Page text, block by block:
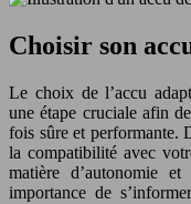
Choisir son
Le choix de l’accu
une étape cruciale afin
fois sûre et performante.
la compatibilité avec
matière d’autonomie
importance de